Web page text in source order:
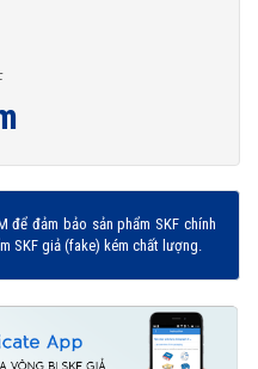
để đảm bảo sản phẩm SKF chính
SKF giả (fake) kém chất lượng.